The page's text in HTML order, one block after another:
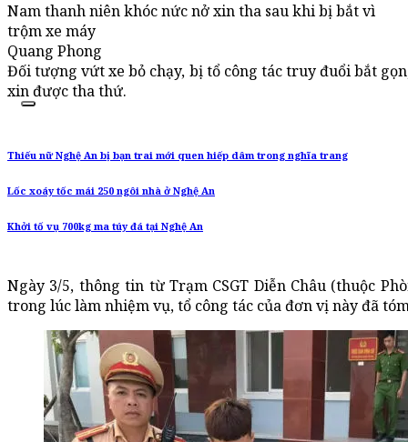
Nam thanh niên khóc nức nở xin tha sau khi bị bắt vì
trộm xe máy
Quang Phong
Đối tượng vứt xe bỏ chạy, bị tổ công tác truy đuổi bắt
xin được tha thứ.
Thiếu nữ Nghệ An bị bạn trai mới quen hiếp dâm trong nghĩa trang
Lốc xoáy tốc mái 250 ngôi nhà ở Nghệ An
Khởi tố vụ 700kg ma túy đá tại Nghệ An
Ngày 3/5, thông tin từ Trạm CSGT Diễn Châu (thuộc
trong lúc làm nhiệm vụ, tổ công tác của đơn vị này đã